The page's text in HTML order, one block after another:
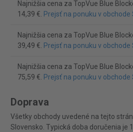
Najnižšia cena za TopVue Blue
14,39 €. Prejsť na ponuku v
Najnižšia cena za TopVue Blue
39,49 €. Prejsť na ponuku v
Najnižšia cena za TopVue Blue
75,59 €. Prejsť na ponuku v
Doprava
Všetky obchody uvedené na tejto
Slovensko. Typická doba doručenia je